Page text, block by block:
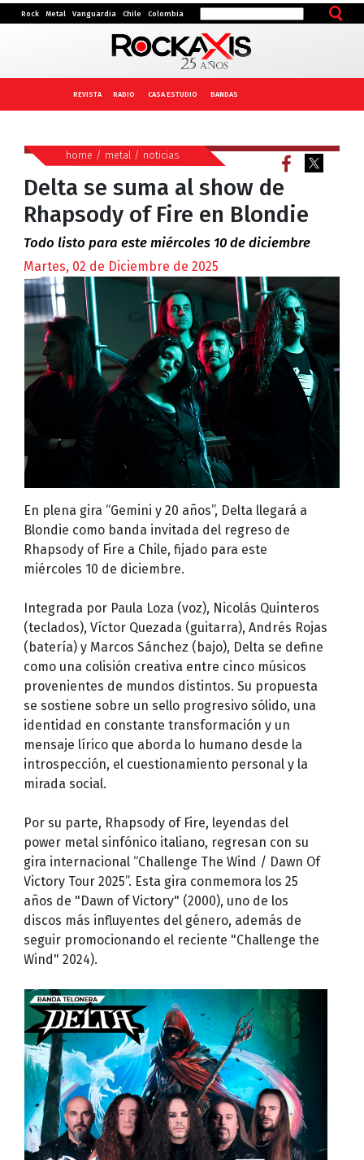
Rock Metal Vanguardia Chile Colombia
REVISTA RADIO CASA ESTUDIO BANDAS
home / metal/ noticias
Delta se suma al show de
Rhapsody of Fire en Blondie
Todo listo para este miércoles 10 de diciembre
Martes, 02 de Diciembre de 2025
En plena gira “Gemini y 20 años”, Delta llegará a
Blondie como banda invitada del regreso de
Rhapsody of Fire a Chile, fijado para este
miércoles 10 de diciembre.
Integrada por Paula Loza (voz), Nicolás Quinteros
(teclados), Víctor Quezada (guitarra), Andrés Rojas
(batería) y Marcos Sánchez (bajo), Delta se define
como una colisión creativa entre cinco músicos
provenientes de mundos distintos. Su propuesta
se sostiene sobre un sello progresivo sólido, una
identidad en constante transformación y un
mensaje lírico que aborda lo humano desde la
introspección, el cuestionamiento personal y la
mirada social.
Por su parte, Rhapsody of Fire, leyendas del
power metal sinfónico italiano, regresan con su
gira internacional “Challenge The Wind / Dawn Of
Victory Tour 2025”. Esta gira conmemora los 25
años de "Dawn of Victory" (2000), uno de los
discos más influyentes del género, además de
seguir promocionando el reciente "Challenge the
Wind" 2024).